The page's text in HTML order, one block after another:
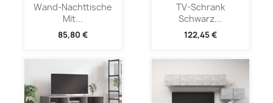
Wand-Nachttische
Mit...
85,80 €
TV-Schrank
Schwarz...
122,45 €